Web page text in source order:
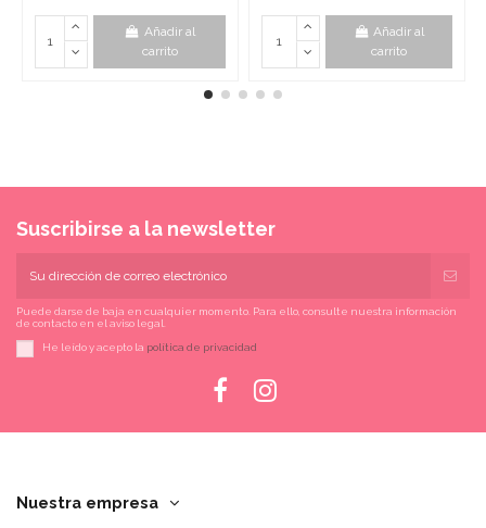
Añadir al
carrito
Añadir al
carrito
Suscribirse a la newsletter
Puede darse de baja en cualquier momento. Para ello, consulte nuestra información
de contacto en el aviso legal.
He leído y acepto la política de privacidad
Nuestra empresa